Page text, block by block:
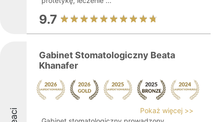
9.7
Gabinet Stomatologiczny Beata
Khanafer
Pokaż więcej >>